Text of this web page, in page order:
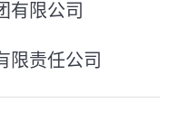
有限公司
限责任公司